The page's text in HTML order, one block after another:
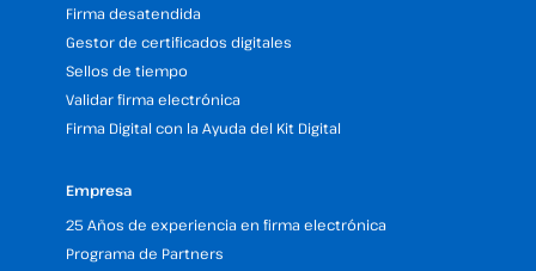
Firma desatendida
Gestor de certificados digitales
Sellos de tiempo
Validar firma electrónica
Firma Digital con la Ayuda del Kit Digital
Empresa
25 Años de experiencia en firma electrónica
Programa de Partners